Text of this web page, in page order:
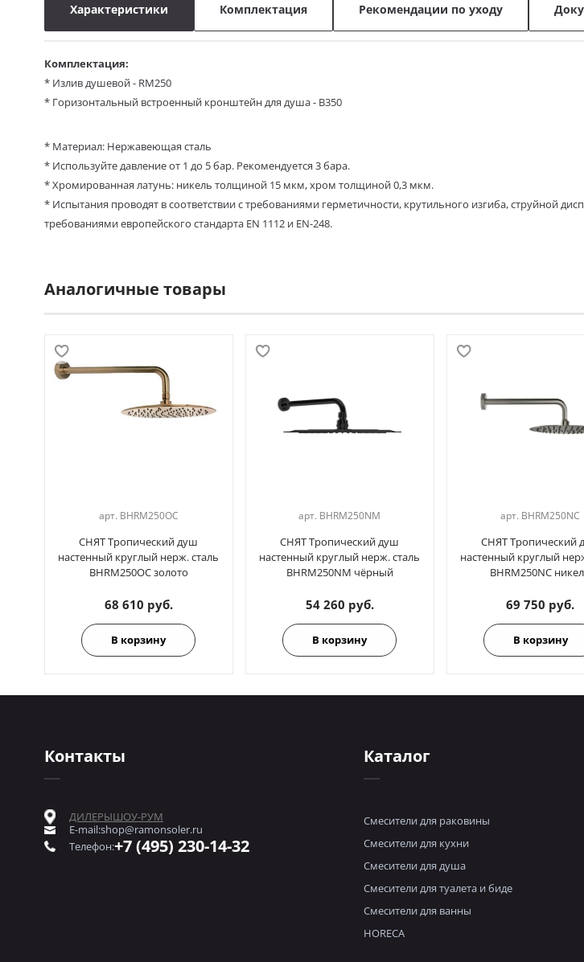
Характеристики Комплектация Рекомендации по уходу
Комплектация:
* Излив душевой - RM250
* Горизонтальный встроенный кронштейн для душа - B350
* Материал: Нержавеющая сталь
* Используйте давление от 1 до 5 бар. Рекомендуется 3 бара.
*Хромированная латунь: никель толщиной 15 мкм, хром толщиной 0,3 мкм.
* Испытания проводят в соответствии с требованиями герметичности, крутильного изгиба, струйной
требованиями европейского стандарта EN 1112 и EN-248.
Аналогичные товары
арт. BHRM250OC
СНЯТ Тропический душ
настенный круглый нерж. сталь
BHRM250OC золото
68 610 руб.
В корзину
арт. BHRM250NM
СНЯТ Тропический душ
настенный круглый нерж. сталь
BHRM250NM чёрный
54 260 руб.
В корзину
арт. BHRM250NC
СНЯТ Тропический
настенный круглый
BHRM250NC
69 750 руб.
В корзину
Каталог
Смесители для раковины
Смесители для кухни
Смесители для душа
Смесители для туалета и биде
Смесители для ванны
HORECA
Контакты
ДИЛЕРЫШОУ-РУМ
E-mail:shop@ramonsoler.ru
Телефон:+7 (495) 230-14-32